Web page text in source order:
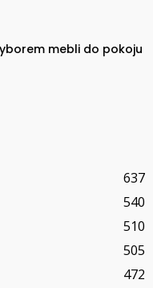
mebli do pokoju
637
540
510
505
472